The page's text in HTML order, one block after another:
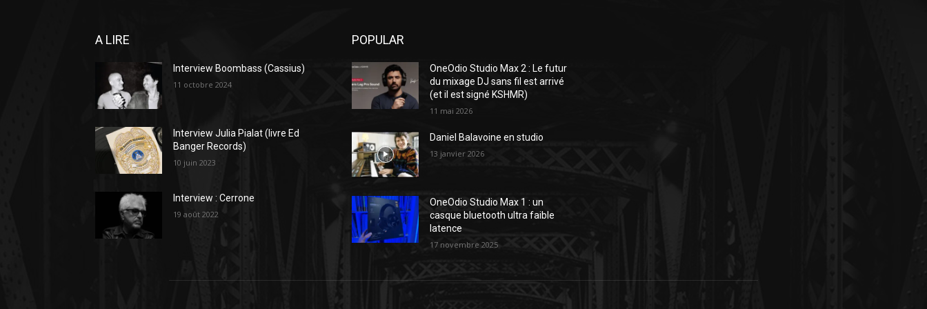
A LIRE
Interview Boombass (Cassius)
11 octobre 2024
Interview Julia Pialat (livre Ed
Banger Records)
10 juin 2023
Interview : Cerrone
19 août 2022
POPULAR
OneOdio Studio Max 2 : Le futur
du mixage DJ sans fil est arrivé
(et il est signé KSHMR)
11 mai 2026
Daniel Balavoine en studio
13 janvier 2026
OneOdio Studio Max 1 : un
casque bluetooth ultra faible
latence
17 novembre 2025